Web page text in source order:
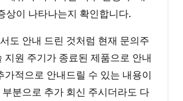
상이 나타나는지 확인합니다.
도 안내 드린 것처럼 현재 문의주
지원 주기가 종료된 제품으로 안내
가적으로 안내드릴 수 있는 내용이
분으로 추가 회신 주시더라도 다